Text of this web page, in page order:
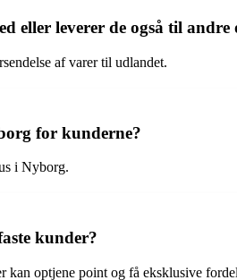
eller leverer de også til andre
af varer til udlandet.
for kunderne?
i Nyborg.
kunder?
kan optjene point og få eksklusive